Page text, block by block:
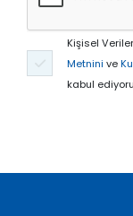
Kişisel
Metnini ve
kabul